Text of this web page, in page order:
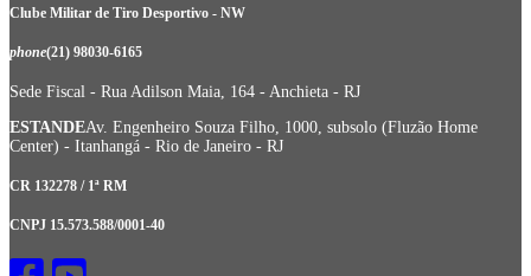
Clube Militar de Tiro Desportivo - NW
phone(21) 98030-6165
Sede Fiscal - Rua Adilson Maia, 164 - Anchieta - RJ
ESTANDEAv. Engenheiro Souza Filho, 1000, subsolo (Fluzão Home
Center) - Itanhangá - Rio de Janeiro - RJ
CR 132278 / 1ª RM
CNPJ 15.573.588/0001-40